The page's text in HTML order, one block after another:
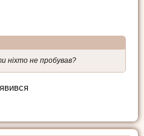
ніхто не пробував?